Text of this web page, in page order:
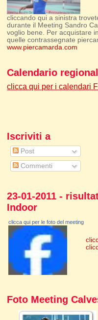
cliccando qui a sinistra
durante il Meeting Sandro
voglio bene. Per acquistare
quelle contrassegnate
www.piercamarda.com
Calendario
clicca qui per i calendari
Iscriviti a
Post
Commenti
23-01-2011 -
Indoor
clicca qui per le foto del meeting
Foto Meeting